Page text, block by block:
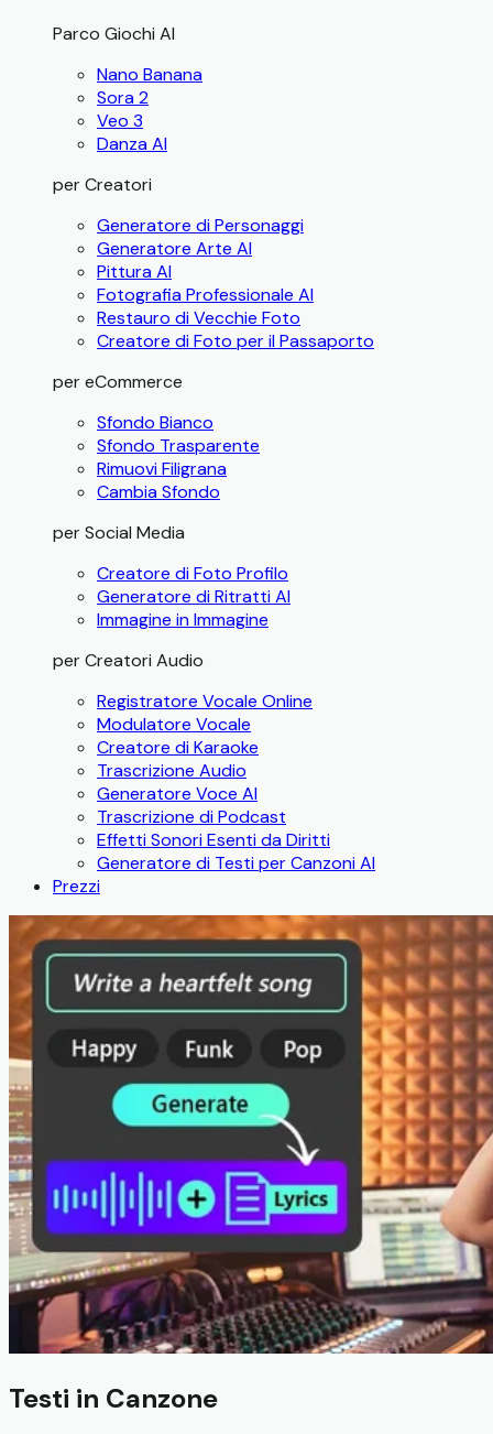
Parco Giochi AI
Nano Banana
Sora 2
Veo 3
Danza AI
per Creatori
Generatore di Personaggi
Generatore Arte AI
Pittura AI
Fotografia Professionale AI
Restauro di Vecchie Foto
Creatore di Foto per il Passaporto
per eCommerce
Sfondo Bianco
Sfondo Trasparente
Rimuovi Filigrana
Cambia Sfondo
per Social Media
Creatore di Foto Profilo
Generatore di Ritratti AI
Immagine in Immagine
per Creatori Audio
Registratore Vocale Online
Modulatore Vocale
Creatore di Karaoke
Trascrizione Audio
Generatore Voce AI
Trascrizione di Podcast
Effetti Sonori Esenti da Diritti
Generatore di Testi per Canzoni AI
Prezzi
Testi in Canzone